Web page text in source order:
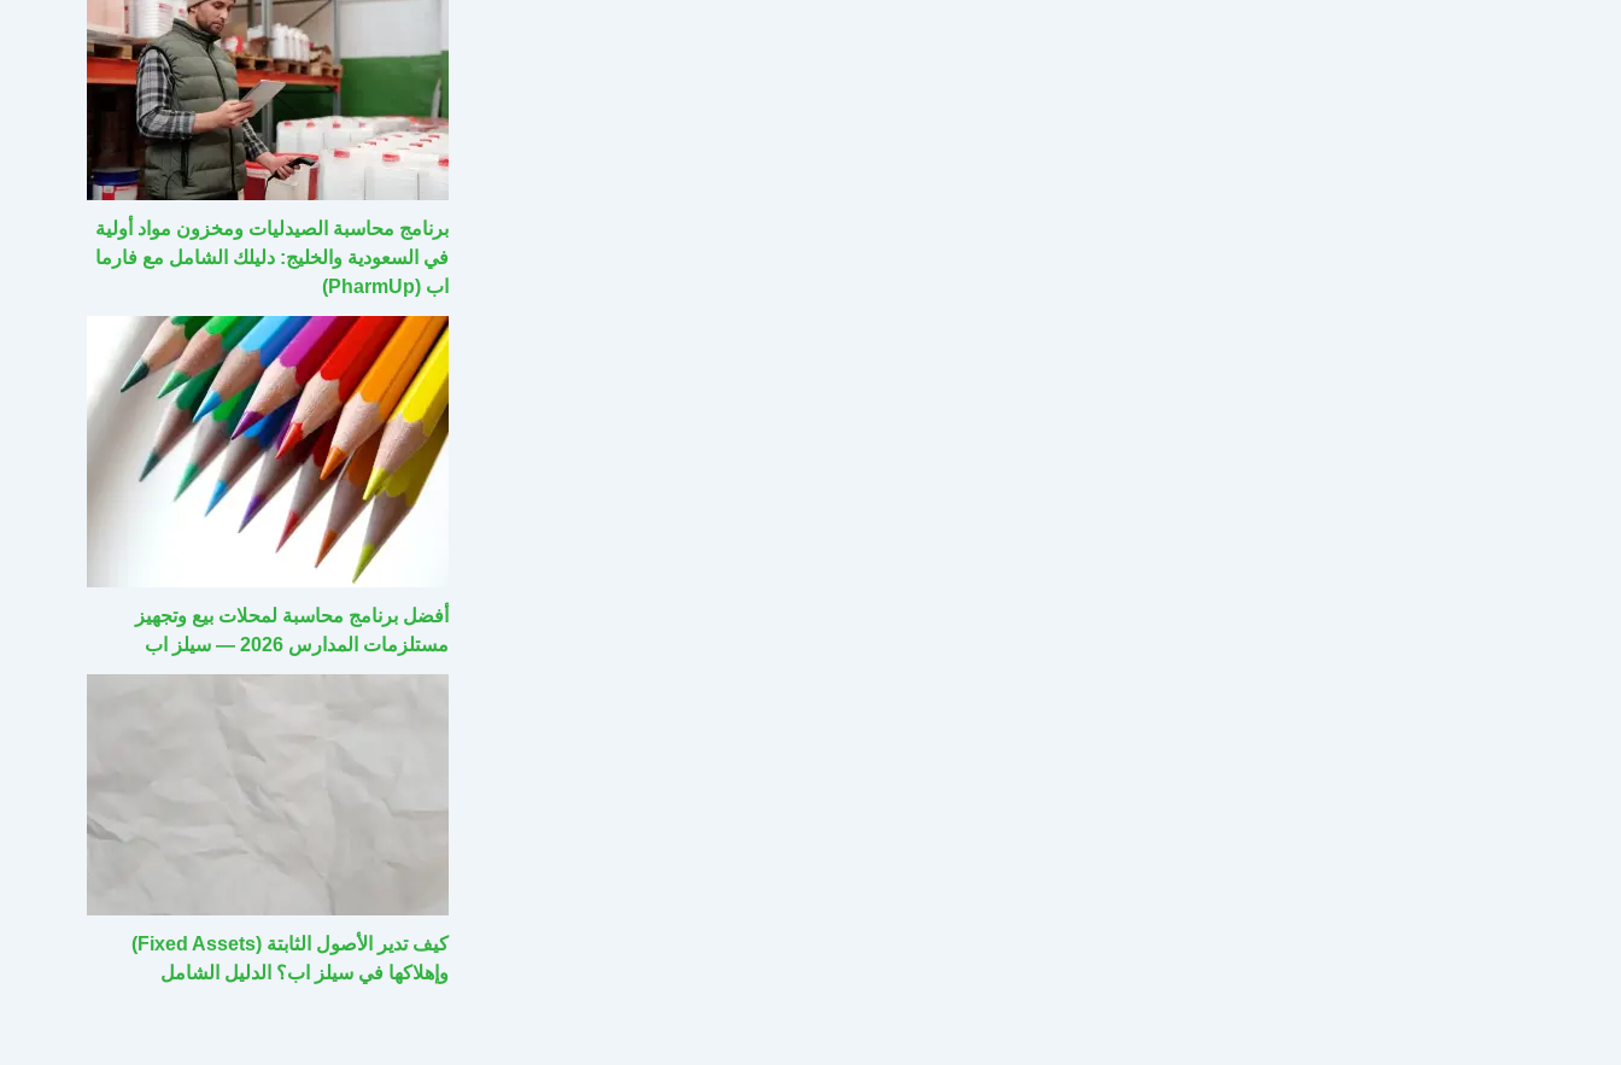
برنامج محاسبة الصيدليات ومخزون مواد أولية
في السعودية والخليج: دليلك الشامل مع فارما
اب (PharmUp)
أفضل برنامج محاسبة لمحلات بيع وتجهيز
مستلزمات المدارس 2026 — سيلز اب
كيف تدير الأصول الثابتة (Fixed Assets)
وإهلاكها في سيلز اب؟ الدليل الشامل